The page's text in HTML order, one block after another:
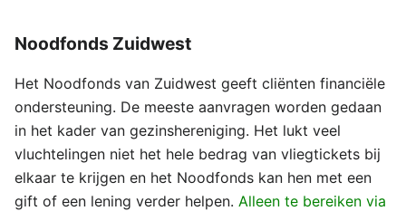
Noodfonds Zuidwest
Het Noodfonds van Zuidwest geeft cliënten financiële
ondersteuning. De meeste aanvragen worden gedaan
in het kader van gezinshereniging. Het lukt veel
vluchtelingen niet het hele bedrag van vliegtickets bij
elkaar te krijgen en het Noodfonds kan hen met een
gift of een lening verder helpen. Alleen te bereiken via